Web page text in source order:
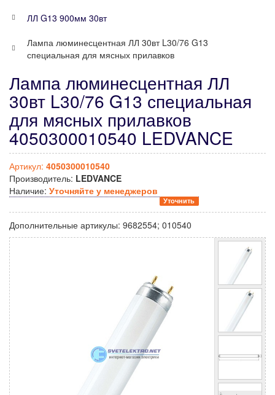
ЛЛ G13 900мм 30вт
Лампа люминесцентная ЛЛ 30вт L30/76 G13
специальная для мясных прилавков
Лампа люминесцентная ЛЛ
30вт L30/76 G13 специальная
для мясных прилавков
4050300010540 LEDVANCE
Артикул: 4050300010540
Производитель: LEDVANCE
Наличие: Уточняйте у менеджеров
Уточнить
Дополнительные артикулы: 9682554; 010540